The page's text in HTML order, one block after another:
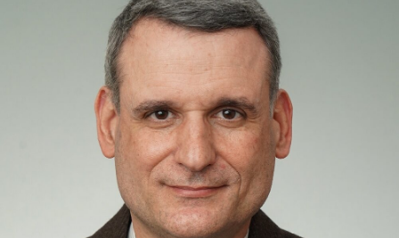
Buscar
Inicio De Sesión Del
Paciente
Acerca De SBH
Encontrar Doctor
HacerunCita